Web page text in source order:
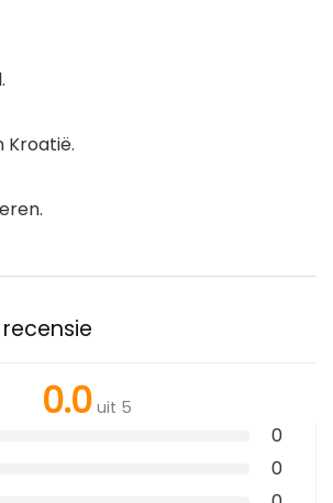
Kroatië.
0.0 uit 5
0
0